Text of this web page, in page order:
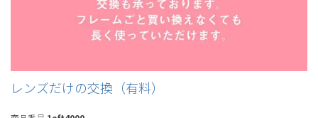
レンズだけの交換（有料）